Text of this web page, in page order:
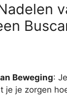
Beweging:
je je zorgen